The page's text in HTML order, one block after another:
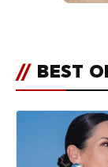
// BEST